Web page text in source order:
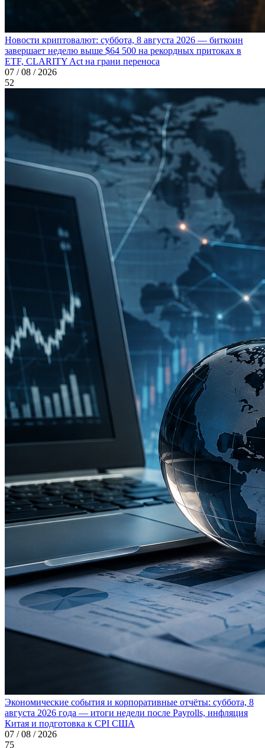
Новости криптовалют: суббота, 8 августа 2026 — биткоин
завершает неделю выше $64 500 на рекордных притоках в
ETF, CLARITY Act на грани переноса
07 / 08 / 2026
52
Экономические события и корпоративные отчёты: суббота, 8
августа 2026 года — итоги недели после Payrolls, инфляция
Китая и подготовка к CPI США
07 / 08 / 2026
75